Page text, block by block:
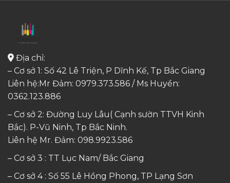
Địa chỉ:
– Cơ sở 1: Số 42 Lê Triện, P Dĩnh Kế, Tp Bắc Giang
Liên hệ:Mr Đảm: 0979.373.586 / Ms Huyền:
0362.123.886
– Cơ sở 2: Đường Luy Lâu( Cạnh sườn TTVH Kinh
Bắc). P-Vũ Ninh, Tp Bắc Ninh.
Liên hệ Mr. Đảm: 098.9923.586
– Cơ sở 3 : TT Lục Nam/ Bắc Giang
– Cơ sở 4 : Số 55 Lê Hồng Phong, TP Lạng Sơn